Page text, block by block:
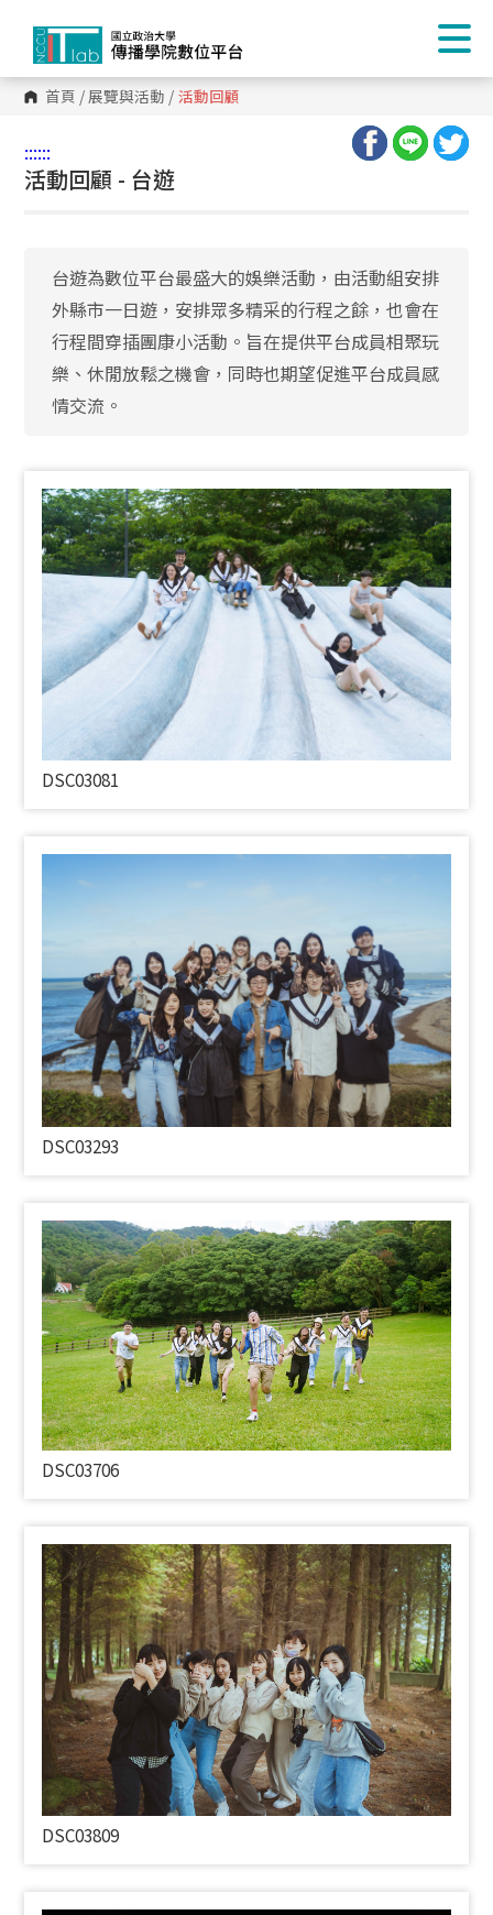
首頁 /展覽與活動 / 活動回顧
::::::
活動回顧 - 台遊
台遊為數位平台最盛大的娛樂活動，由活動組安排
外縣市一日遊，安排眾多精采的行程之餘，也會在
行程間穿插團康小活動。旨在提供平台成員相聚玩
樂、休閒放鬆之機會，同時也期望促進平台成員感
情交流。
DSC03081
DSC03293
DSC03706
DSC03809